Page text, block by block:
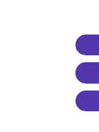
GERMANY